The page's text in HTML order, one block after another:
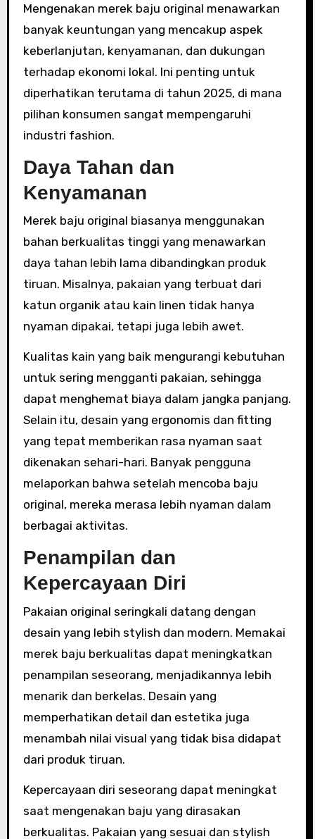
Mengenakan merek baju original menawarkan
banyak keuntungan yang mencakup aspek
keberlanjutan, kenyamanan, dan dukungan
terhadap ekonomi lokal. Ini penting untuk
diperhatikan terutama di tahun 2025, di mana
pilihan konsumen sangat mempengaruhi
industri fashion.
Daya Tahan dan
Kenyamanan
Merek baju original biasanya menggunakan
bahan berkualitas tinggi yang menawarkan
daya tahan lebih lama dibandingkan produk
tiruan. Misalnya, pakaian yang terbuat dari
katun organik atau kain linen tidak hanya
nyaman dipakai, tetapi juga lebih awet.
Kualitas kain yang baik mengurangi kebutuhan
untuk sering mengganti pakaian, sehingga
dapat menghemat biaya dalam jangka panjang.
Selain itu, desain yang ergonomis dan fitting
yang tepat memberikan rasa nyaman saat
dikenakan sehari-hari. Banyak pengguna
melaporkan bahwa setelah mencoba baju
original, mereka merasa lebih nyaman dalam
berbagai aktivitas.
Penampilan dan
Kepercayaan Diri
Pakaian original seringkali datang dengan
desain yang lebih stylish dan modern. Memakai
merek baju berkualitas dapat meningkatkan
penampilan seseorang, menjadikannya lebih
menarik dan berkelas. Desain yang
memperhatikan detail dan estetika juga
menambah nilai visual yang tidak bisa didapat
dari produk tiruan.
Kepercayaan diri seseorang dapat meningkat
saat mengenakan baju yang dirasakan
berkualitas. Pakaian yang sesuai dan stylish